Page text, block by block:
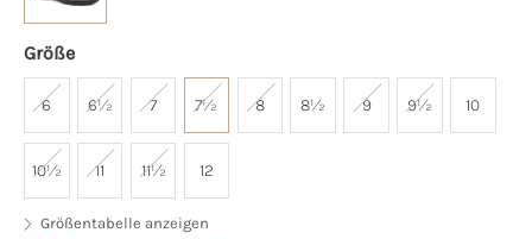
Größe
6 6½ 7 7½ 8 8½ 9 9½ 10
10½ 11 11½ 12
Größentabelle anzeigen